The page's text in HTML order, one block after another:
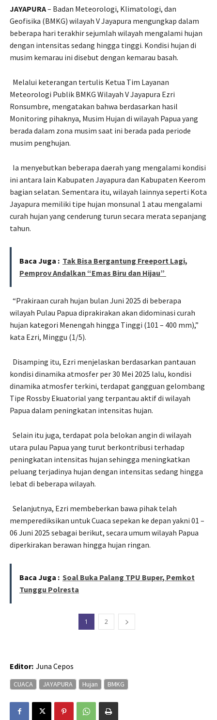
JAYAPURA– Badan Meteorologi, Klimatologi, dan
Geofisika (BMKG) wilayah V Jayapura mengungkap dalam
beberapa hari terakhir sejumlah wilayah mengalami hujan
dengan intensitas sedang hingga tinggi. Kondisi hujan di
musim kemarau ini disebut dengan kemarau basah.
Melalui keterangan tertulis Ketua Tim Layanan
Meteorologi Publik BMKG Wilayah V Jayapura Ezri
Ronsumbre, mengatakan bahwa berdasarkan hasil
Monitoring pihaknya, Musim Hujan di wilayah Papua yang
berada dalam zona musim saat ini berada pada periode
musim penghujan.
Ia menyebutkan beberapa daerah yang mengalami kondisi
ini antara lain Kabupaten Jayapura dan Kabupaten Keerom
bagian selatan. Sementara itu, wilayah lainnya seperti Kota
Jayapura memiliki tipe hujan monsunal 1 atau mengalami
curah hujan yang cenderung turun secara merata sepanjang
tahun.
Baca Juga : Tak Bisa Bergantung Freeport Lagi,
Pemprov Andalkan “Emas Biru dan Hijau”
“Prakiraan curah hujan bulan Juni 2025 di beberapa
wilayah Pulau Papua diprakirakan akan didominasi curah
hujan kategori Menengah hingga Tinggi (101 – 400 mm),”
kata Ezri, Minggu (1/5).
Disamping itu, Ezri menjelaskan berdasarkan pantauan
kondisi dinamika atmosfer per 30 Mei 2025 lalu, kondisi
dinamika atmosfer terkini, terdapat gangguan gelombang
Tipe Rossby Ekuatorial yang terpantau aktif di wilayah
Papua dalam peningkatan intensitas hujan.
Selain itu juga, terdapat pola belokan angin di wilayah
utara pulau Papua yang turut berkontribusi terhadap
peningkatan intensitas hujan sehingga meningkatkan
peluang terjadinya hujan dengan intensitas sedang hingga
lebat di beberapa wilayah.
Selanjutnya, Ezri membeberkan bawa pihak telah
memperediksikan untuk Cuaca sepekan ke depan yakni 01 –
06 Juni 2025 sebagai berikut, secara umum wilayah Papua
diperkirakan berawan hingga hujan ringan.
Baca Juga : Soal Buka Palang TPU Buper, Pemkot
Tunggu Polresta
1 2
Editor: Juna Cepos
CUACA JAYAPURA Hujan BMKG